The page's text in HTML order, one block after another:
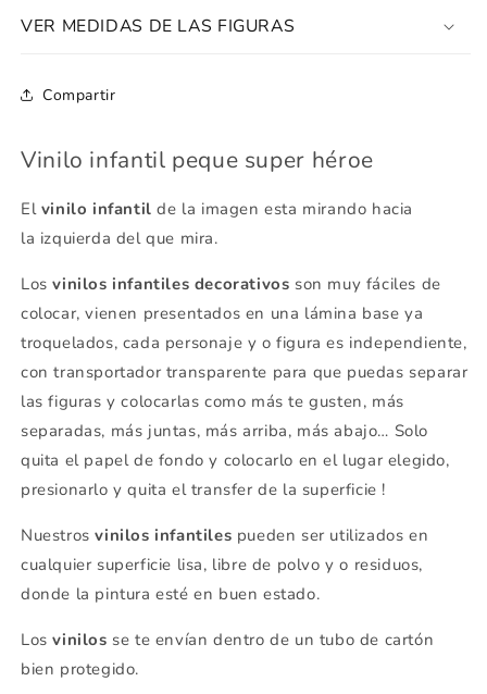
VER MEDIDAS DE LAS FIGURAS
Compartir
Vinilo infantil peque super héroe
El vinilo infantil de la imagen esta mirando hacia
la izquierda del que mira.
Losvinilos infantiles decorativos son muy fáciles de
colocar, vienen presentados en una lámina base ya
troquelados, cada personaje y o figura es independiente,
con transportador transparente para que puedas separar
las figuras y colocarlas como más te gusten, más
separadas, más juntas, más arriba, más abajo… Solo
quita el papel de fondo y colocarlo en el lugar elegido,
presionarlo y quita el transfer de la superficie !
Nuestrosvinilos infantiles pueden ser utilizados en
cualquier superficie lisa, libre de polvo y o residuos,
donde la pintura esté en buen estado.
Losvinilos se te envían dentro de un tubo de cartón
bien protegido.